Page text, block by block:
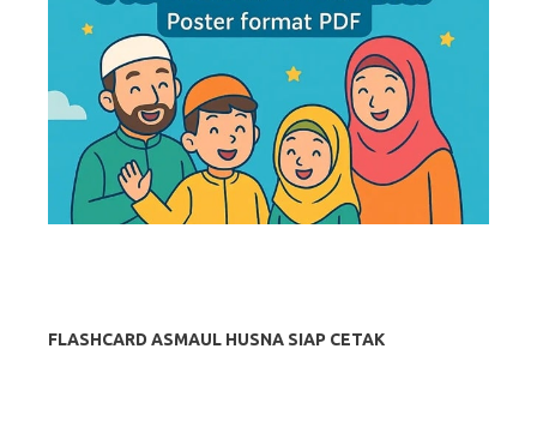
FLASHCARD ASMAUL HUSNA SIAP CETAK